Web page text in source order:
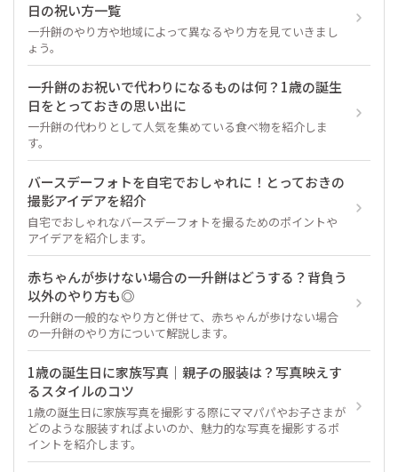
日の祝い方一覧
一升餅のやり方や地域によって異なるやり方を見ていきまし
ょう。
一升餅のお祝いで代わりになるものは何？1歳の誕生
日をとっておきの思い出に
一升餅の代わりとして人気を集めている食べ物を紹介しま
す。
バースデーフォトを自宅でおしゃれに！とっておきの
撮影アイデアを紹介
自宅でおしゃれなバースデーフォトを撮るためのポイントや
アイデアを紹介します。
赤ちゃんが歩けない場合の一升餅はどうする？背負う
以外のやり方も◎
一升餅の一般的なやり方と併せて、赤ちゃんが歩けない場合
の一升餅のやり方について解説します。
1歳の誕生日に家族写真｜親子の服装は？写真映えす
るスタイルのコツ
1歳の誕生日に家族写真を撮影する際にママパパやお子さまが
どのような服装すればよいのか、魅力的な写真を撮影するポ
イントを紹介します。